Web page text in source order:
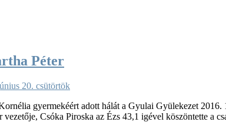
Péter
20. csütörtök
gyermekéért adott hálát a Gyulai Gyülekezet
Csóka Piroska az Ézs 43,1 igével köszöntette a